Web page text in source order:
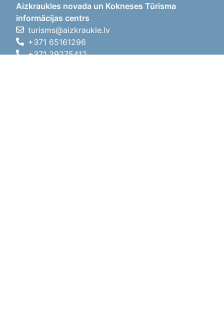
Aizkraukles novada un Kokneses Tūrisma
informācijas centrs
turisms@aizkraukle.lv
+371 65161296
+371 29275412